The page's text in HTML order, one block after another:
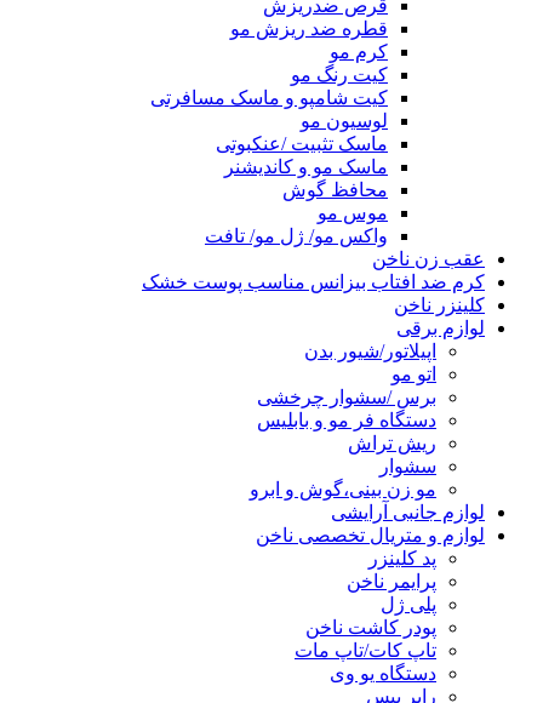
قرص ضدریزش
قطره ضد ریزش مو
کرم مو
کیت رنگ مو
کیت شامپو و ماسک مسافرتی
لوسیون مو
ماسک تثبیت /عنکبوتی
ماسک مو و کاندیشنر
محافظ گوش
موس مو
واکس مو/ ژل مو/ تافت
عقب زن ناخن
کرم ضد افتاب بیزانس مناسب پوست خشک
کلینزر ناخن
لوازم برقی
اپیلاتور/شیور بدن
اتو مو
برس /سشوار چرخشی
دستگاه فر مو و بابلیس
ریش تراش
سشوار
مو زن بینی،گوش و ابرو
لوازم جانبی آرایشی
لوازم و متریال تخصصی ناخن
پد کلینزر
پرایمر ناخن
پلی ژل
پودر کاشت ناخن
تاپ کات/تاپ مات
دستگاه یو وی
رابر بیس